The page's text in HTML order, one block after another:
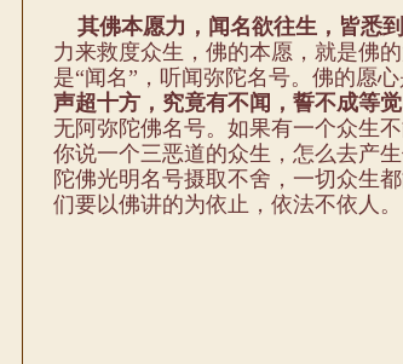
其佛本愿力，闻名欲往生，皆悉
力来救度众生，佛的本愿，就是佛
是“闻名”，听闻弥陀名号。佛的愿
声超十方，究竟有不闻，誓不成等觉
无阿弥陀佛名号。如果有一个众生
你说一个三恶道的众生，怎么去产
陀佛光明名号摄取不舍，一切众生
们要以佛讲的为依止，依法不依人。